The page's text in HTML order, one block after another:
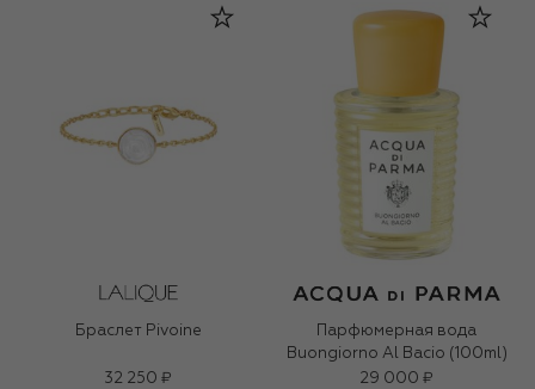
Браслет Pivoine
32 250 ₽
Парфюмерная вода
Buongiorno Al Bacio (100ml)
29 000 ₽